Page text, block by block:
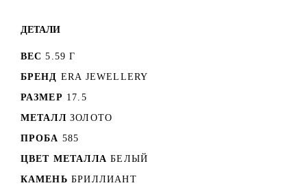
ДЕТАЛИ
ВЕС 5.59 Г
БРЕНД ERA JEWELLERY
РАЗМЕР 17.5
МЕТАЛЛ ЗОЛОТО
ПРОБА 585
ЦВЕТ МЕТАЛЛА БЕЛЫЙ
КАМЕНЬ БРИЛЛИАНТ